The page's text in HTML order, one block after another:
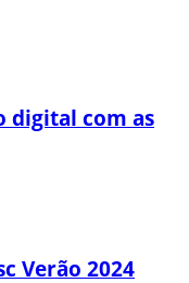
digital com as
Verão 2024